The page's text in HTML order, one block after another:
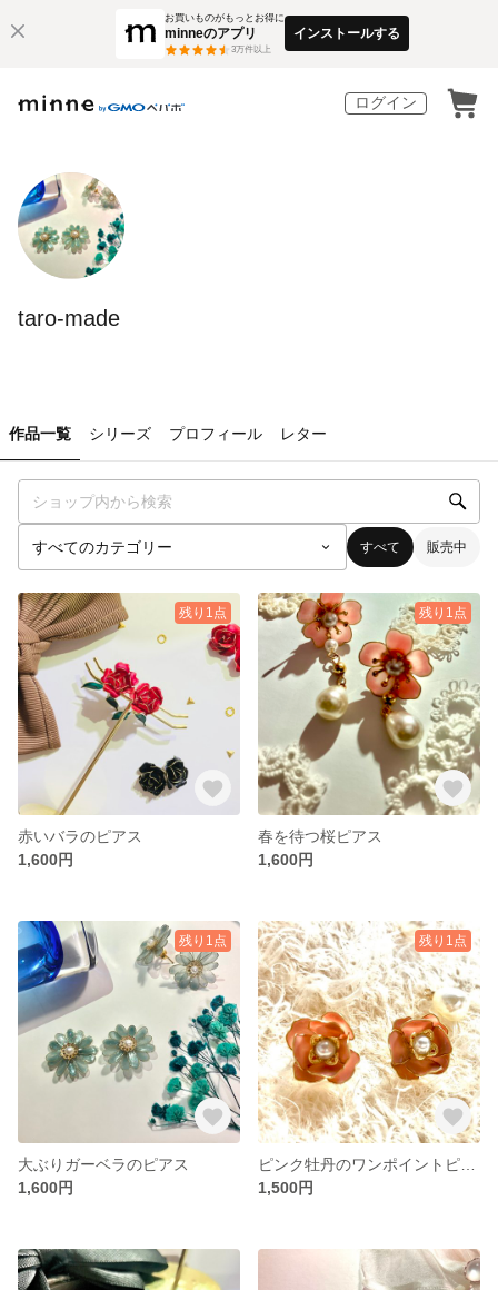
お買いものがもっとお得に
minneのアプリ
3万件以上
インストールする
ログイン
taro-made
作品一覧 シリーズ プロフィール レター
すべて 販売中
残り1点
赤いバラのピアス
1,600円
残り1点
春を待つ桜ピアス
1,600円
残り1点
大ぶりガーベラのピアス
1,600円
残り1点
1,500円